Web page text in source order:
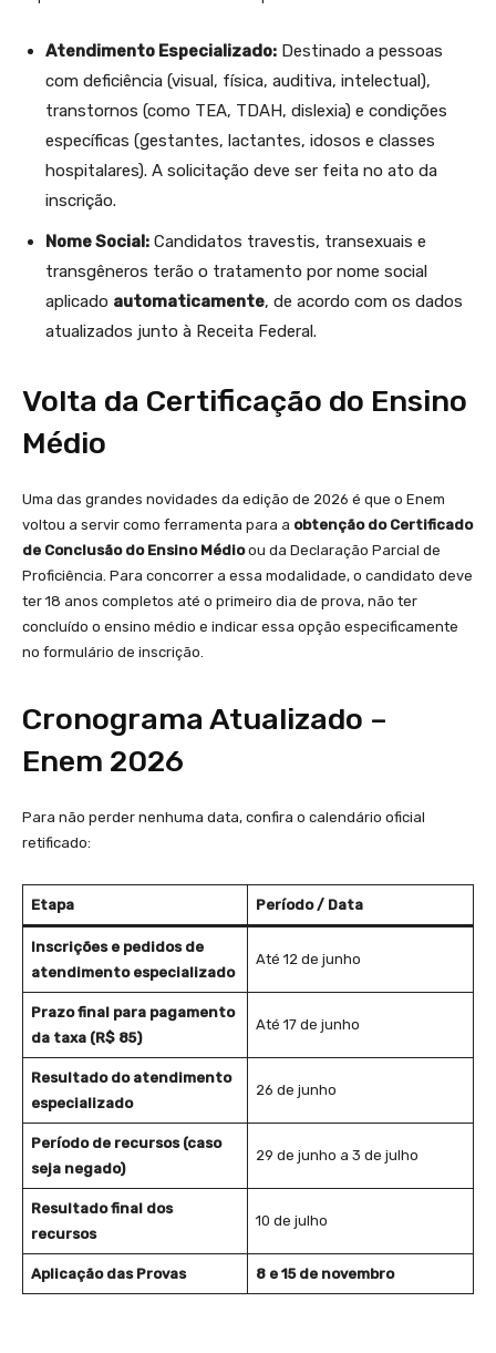
Atendimento Especializado: Destinado a pessoas
com deficiência (visual, física, auditiva, intelectual),
transtornos (como TEA, TDAH, dislexia) e condições
específicas (gestantes, lactantes, idosos e classes
hospitalares). A solicitação deve ser feita no ato da
inscrição.
Nome Social: Candidatos travestis, transexuais e
transgêneros terão o tratamento por nome social
aplicado automaticamente, de acordo com os dados
atualizados junto à Receita Federal.
Volta da Certificação do Ensino
Médio
Uma das grandes novidades da edição de 2026 é que o Enem
voltou a servir como ferramenta para a obtenção do Certificado
de Conclusão do Ensino Médioou da Declaração Parcial de
Proficiência. Para concorrer a essa modalidade, o candidato deve
ter 18 anos completos até o primeiro dia de prova, não ter
concluído o ensino médio e indicar essa opção especificamente
no formulário de inscrição.
Cronograma Atualizado –
Enem 2026
Para não perder nenhuma data, confira o calendário oficial
retificado:
Etapa Período / Data
Inscrições e pedidos de
atendimento especializado
Até 12 de junho
Prazo final para pagamento
da taxa (R$ 85)
Até 17 de junho
Resultado do atendimento
especializado
26 de junho
Período de recursos (caso
seja negado)
29 de junho a 3 de julho
Resultado final dos
recursos
10 de julho
Aplicação das Provas 8 e 15 de novembro